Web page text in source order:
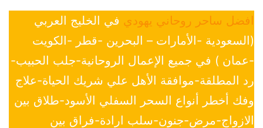
افضل ساحر روحاني يهودي في الخليج العربي
(السعودية -الأمارات – البحرين -قطر -الكويت
-عمان ) في جميع الإعمال الروحانية-جلب الحبيب-
رد المطلقة-موافقة الأهل علي شريك الحياة-علاج
وفك أخطر أنواع السحر السفلي الأسود-طلاق بين
الازواج-مرض-جنون-سلب ارادة-فراق بين